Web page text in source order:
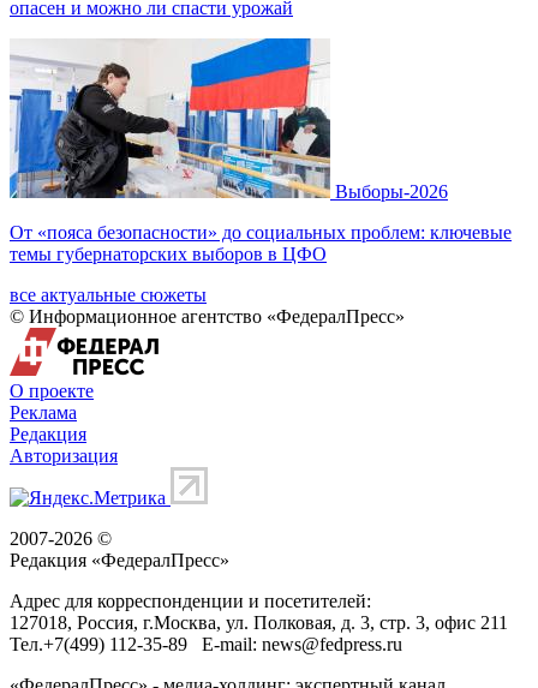
опасен и можно ли спасти урожай
Выборы-2026
От «пояса безопасности» до социальных проблем: ключевые
темы губернаторских выборов в ЦФО
все актуальные сюжеты
© Информационное агентство «ФедералПресс»
О проекте
Реклама
Редакция
Авторизация
2007-2026 ©
Редакция «ФедералПресс»
Адрес для корреспонденции и посетителей:
127018, Россия, г.Москва, ул. Полковая, д. 3, стр. 3, офис 211
Тел.+7(499) 112-35-89 E-mail: news@fedpress.ru